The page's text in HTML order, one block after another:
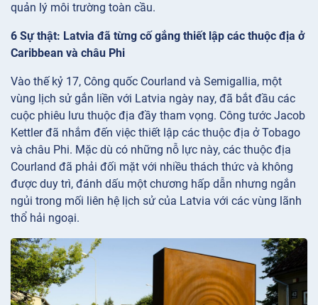
quản lý môi trường toàn cầu.
6 Sự thật: Latvia đã từng cố gắng thiết lập các thuộc địa ở
Caribbean và châu Phi
Vào thế kỷ 17, Công quốc Courland và Semigallia, một
vùng lịch sử gắn liền với Latvia ngày nay, đã bắt đầu các
cuộc phiêu lưu thuộc địa đầy tham vọng. Công tước Jacob
Kettler đã nhắm đến việc thiết lập các thuộc địa ở Tobago
và châu Phi. Mặc dù có những nỗ lực này, các thuộc địa
Courland đã phải đối mặt với nhiều thách thức và không
được duy trì, đánh dấu một chương hấp dẫn nhưng ngắn
ngủi trong mối liên hệ lịch sử của Latvia với các vùng lãnh
thổ hải ngoại.